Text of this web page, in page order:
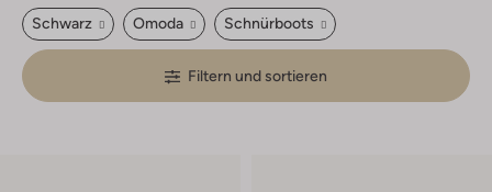
Schwarz Omoda Schnürboots
Filtern und sortieren